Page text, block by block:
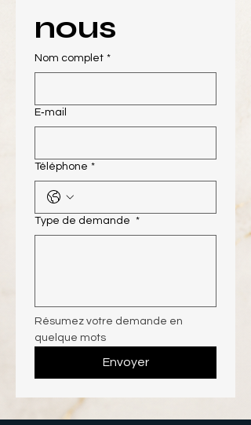
nous
Nom complet *
E‑mail
Téléphone *
Type de demande *
Résumez votre demande en
quelque mots
Envoyer